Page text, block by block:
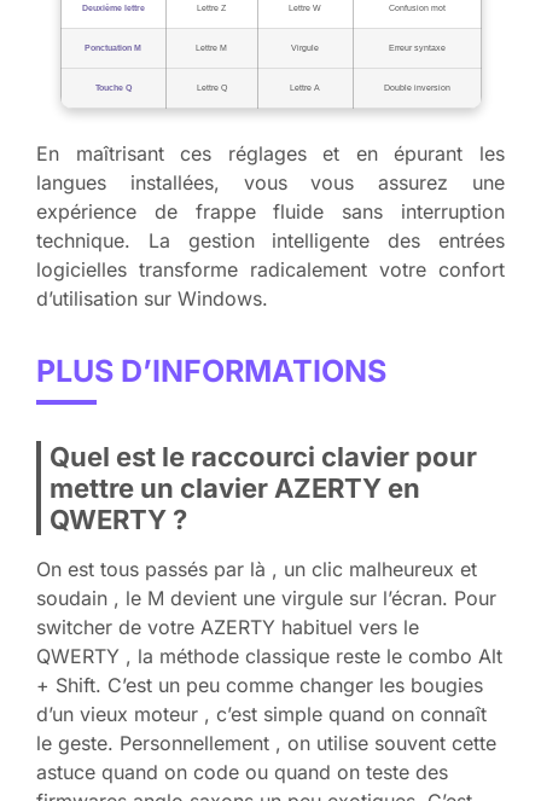
Deuxième lettre Lettre Z Lettre W Confusion mot
Ponctuation M Lettre M Virgule Erreur syntaxe
Touche Q Lettre Q Lettre A Double inversion
En maîtrisant ces réglages et en épurant les
langues installées, vous vous assurez une
expérience de frappe fluide sans interruption
technique. La gestion intelligente des entrées
logicielles transforme radicalement votre confort
d’utilisation sur Windows.
PLUS D’INFORMATIONS
Quel est le raccourci clavier pour
mettre un clavier AZERTY en
QWERTY ?
On est tous passés par là , un clic malheureux et
soudain , le M devient une virgule sur l’écran. Pour
switcher de votre AZERTY habituel vers le
QWERTY , la méthode classique reste le combo Alt
+ Shift. C’est un peu comme changer les bougies
d’un vieux moteur , c’est simple quand on connaît
le geste. Personnellement , on utilise souvent cette
astuce quand on code ou quand on teste des